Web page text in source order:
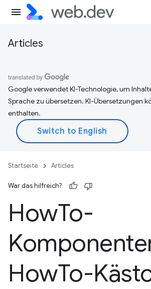
Articles
Google verwendet KI-Technologie, um
Sprache zu übersetzen. KI-Übersetzungen
enthalten.
Startseite Articles
War das hilfreich?
HowTo-
HowTo-